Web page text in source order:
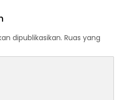
dipublikasikan. Ruas yang